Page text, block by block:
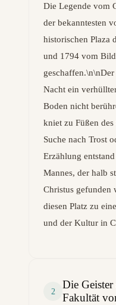
Die Legende vom
der bekanntesten
historischen Plaza
und 1794 vom
Nacht ein
Boden nicht
kniet zu Füßen
Suche nach Trost
Erzählung
Mannes, der halb
Christus gefunden
diesen Platz zu
und der Kultur in
2
Die Geister
Fakultät